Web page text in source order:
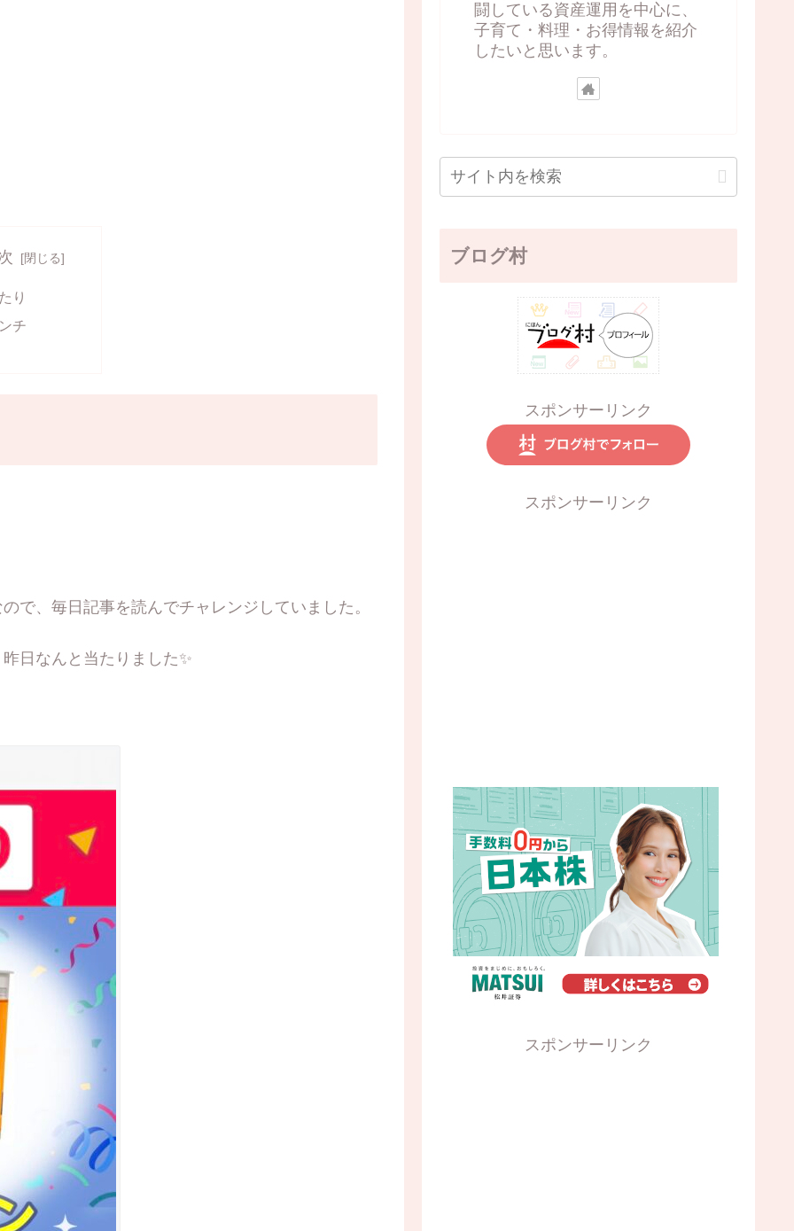
り
チ
で、毎日記事を読んでチャレンジしていました。
日なんと当たりました✨
闘している資産運用を中心に、
子育て・料理・お得情報を紹介
したいと思います。
ブログ村
スポンサーリンク
スポンサーリンク
スポンサーリンク